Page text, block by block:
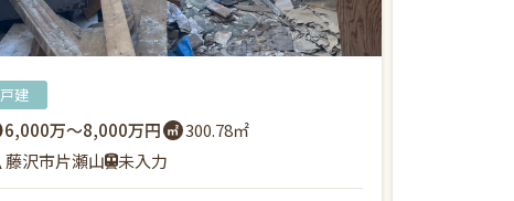
戸建
6,000万〜8,000万円
300.78㎡
藤沢市片瀬山
未入力